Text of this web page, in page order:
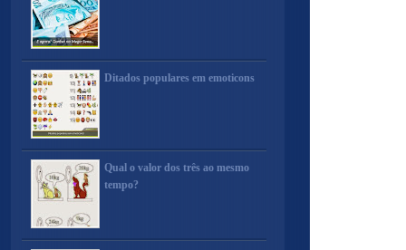
Ditados populares em emoticons
Qual o valor dos três ao mesmo
tempo?